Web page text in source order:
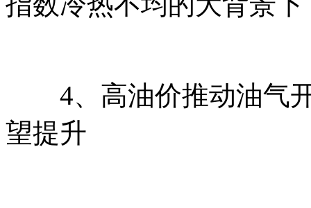
4、高油价推动油气开
望提升